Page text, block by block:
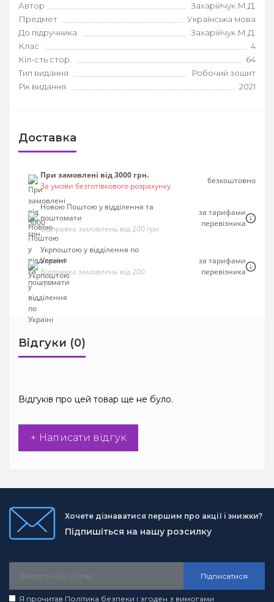
Автор
Захарійчук М.Д.
Предмет
Українська мова
До підручника
Захарійчук М.Д.
Клас
4
Кіл-сть стор.
64
Тип видання
Робочий зошит
Рік видання
2021
Доставка
При замовлені від 3000 грн.
За умови безготівкового розрахунку
безкоштовно
Новою Поштою у відділення та
поштомати
Відправка замовлень від 200 грн
за тарифами
перевізника
Укрпоштою у відділення по
Україні
Відправка замовлень від 200
грн
за тарифами
перевізника
Відгуки (0)
Відгуків про цей товар ще не було.
+ Написати відгук
Хочете дізнаватися першим про акції і знижки?
Підпишіться на нашу розсилку
Підписатися
Я прочитав Політика безпеки і згоден з вимогами